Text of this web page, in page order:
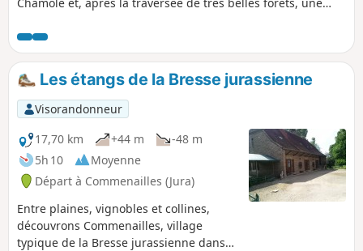
fanum gallo-romain (temple). Le parcours est
principalement forestier, si ce n'est la traversée de la plaine
du parc éolien qui offre une belle vue sur le mont Rivel et
plus loin sur la chaine du Haut Jura.
Les étangs de la Bresse jurassienne
Visorandonneur
17,70 km
+44 m
-48 m
5h 10
Moyenne
Départ à Commenailles (Jura)
Entre plaines, vignobles et collines,
découvrons Commenailles, village
typique de la Bresse jurassienne dans